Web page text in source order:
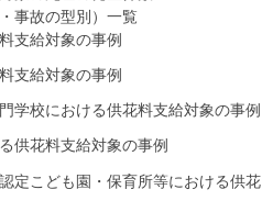
事故の型別）一覧
支給対象の事例
支給対象の事例
学校における供花料支給対象の事例
供花料支給対象の事例
定こども園・保育所等における供花